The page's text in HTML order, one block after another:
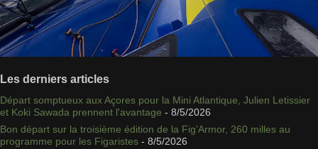
Les derniers articles
Départ somptueux aux Açores pour la Mini Atlantique, Julien Letissier
et Koki Sawada prennent l'avantage - 8/5/2026
Bon départ sur la troisième édition de la Fig’Armor, 260 milles au
programme pour les Figaristes - 8/5/2026